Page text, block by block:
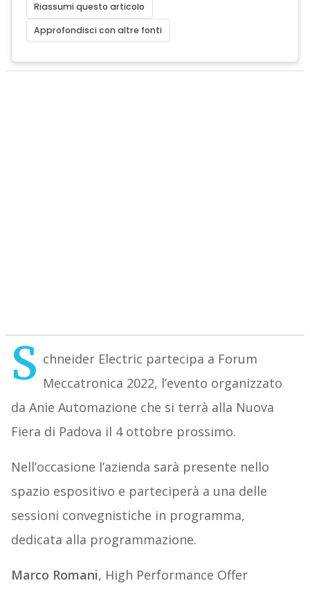
Riassumi questo articolo
Approfondisci con altre fonti
S chneider Electric partecipa a Forum
Meccatronica 2022, l’evento organizzato
da Anie Automazione che si terrà alla Nuova
Fiera di Padova il 4 ottobre prossimo.
Nell’occasione l’azienda sarà presente nello
spazio espositivo e parteciperà a una delle
sessioni convegnistiche in programma,
dedicata alla programmazione.
Marco Romani, High Performance Offer